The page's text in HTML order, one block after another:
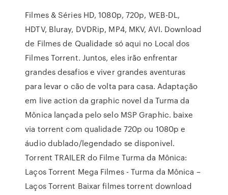
Filmes & Séries HD, 1080p, 720p, WEB-DL,
HDTV, Bluray, DVDRip, MP4, MKV, AVI. Download
de Filmes de Qualidade só aqui no Local dos
Filmes Torrent. Juntos, eles irão enfrentar
grandes desafios e viver grandes aventuras
para levar o cão de volta para casa. Adaptação
em live action da graphic novel da Turma da
Mônica lançada pelo selo MSP Graphic. baixe
via torrent com qualidade 720p ou 1080p e
áudio dublado/legendado se disponivel.
Torrent TRAILER do Filme Turma da Mônica:
Laços Torrent Mega Filmes - Turma da Mônica –
Laços Torrent Baixar filmes torrent download